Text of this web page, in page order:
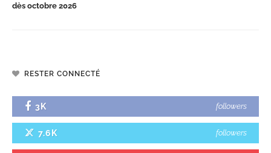
dès octobre 2026
RESTER CONNECTÉ
3K followers
7.6K followers